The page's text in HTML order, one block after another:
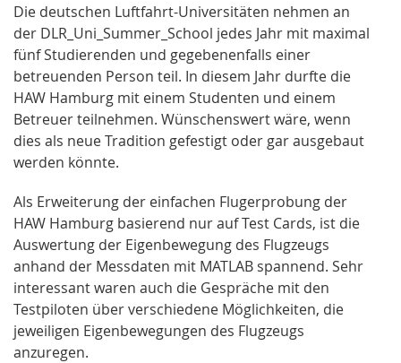
Die deutschen Luftfahrt-Universitäten nehmen an
der DLR_Uni_Summer_School jedes Jahr mit maximal
fünf Studierenden und gegebenenfalls einer
betreuenden Person teil. In diesem Jahr durfte die
HAW Hamburg mit einem Studenten und einem
Betreuer teilnehmen. Wünschenswert wäre, wenn
dies als neue Tradition gefestigt oder gar ausgebaut
werden könnte.
Als Erweiterung der einfachen Flugerprobung der
HAW Hamburg basierend nur auf Test Cards, ist die
Auswertung der Eigenbewegung des Flugzeugs
anhand der Messdaten mit MATLAB spannend. Sehr
interessant waren auch die Gespräche mit den
Testpiloten über verschiedene Möglichkeiten, die
jeweiligen Eigenbewegungen des Flugzeugs
anzuregen.